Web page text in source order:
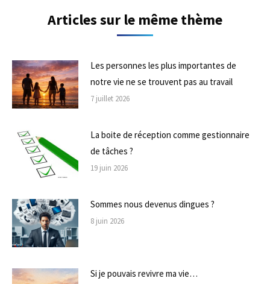
Articles sur le même thème
Les personnes les plus importantes de
notre vie ne se trouvent pas au travail
7 juillet 2026
La boite de réception comme gestionnaire
de tâches ?
19 juin 2026
Sommes nous devenus dingues ?
8 juin 2026
Si je pouvais revivre ma vie…